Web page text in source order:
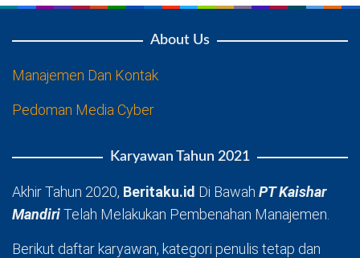
About Us
Manajemen Dan Kontak
Pedoman Media Cyber
Karyawan Tahun 2021
Akhir Tahun 2020, Beritaku.id Di Bawah PT Kaishar
MandiriTelah Melakukan Pembenahan Manajemen.
Berikut daftar karyawan, kategori penulis tetap dan